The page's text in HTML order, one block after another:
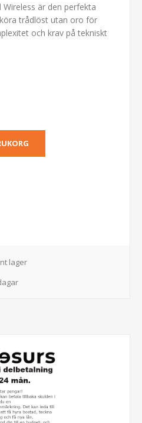
är den perfekta
trådlöst utan oro för
och krav på tekniskt
lager